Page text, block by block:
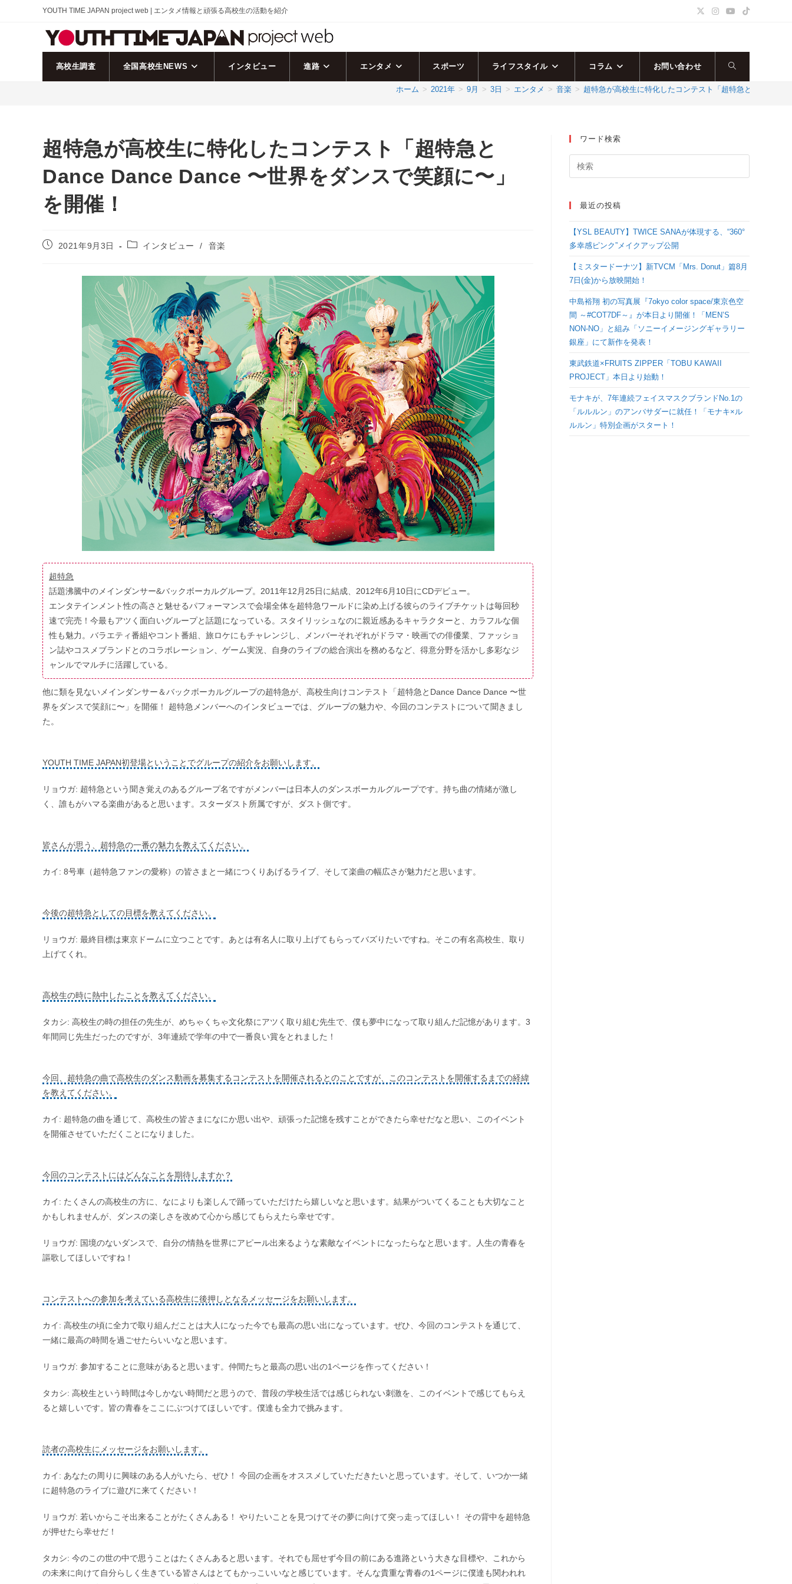
YOUTH TIME JAPAN project web | エンタメ情報と頑張る高校生の活動を紹介
高校生調査 全国高校生NEWS インタビュー 進路 エンタメ スポーツ ライフスタイル コラム お問い合わせ ウ
ェ
サ
検
索
を
ホーム > 2021年 > 9月 > 3日 > エンタメ > 音楽 > 超特急が高校生に特化したコンテスト「超特急とDance
超特急が高校生に特化したコンテスト「超特急と
Dance Dance Dance 〜世界をダンスで笑顔に〜」
を開催！
投
2021年9月3日
投
テ
ゴ
リ
ー:
インタビュー / 音楽
超特急
話題沸騰中のメインダンサー&バックボーカルグループ。2011年12月25日に結成、2012年6月10日にCDデビュー。
エンタテインメント性の高さと魅せるパフォーマンスで会場全体を超特急ワールドに染め上げる彼らのライブチケットは毎回秒
速で完売！今最もアツく面白いグループと話題になっている。スタイリッシュなのに親近感あるキャラクターと、カラフルな個
性も魅力。バラエティ番組やコント番組、旅ロケにもチャレンジし、メンバーそれぞれがドラマ・映画での俳優業、ファッショ
ン誌やコスメブランドとのコラボレーション、ゲーム実況、自身のライブの総合演出を務めるなど、得意分野を活かし多彩なジ
ャンルでマルチに活躍している。
他に類を見ないメインダンサー＆バックボーカルグループの超特急が、高校生向けコンテスト「超特急とDance Dance Dance 〜世
界をダンスで笑顔に〜」を開催！ 超特急メンバーへのインタビューでは、グループの魅力や、今回のコンテストについて聞きまし
た。
YOUTH TIME JAPAN初登場ということでグループの紹介をお願いします。
リョウガ: 超特急という聞き覚えのあるグループ名ですがメンバーは日本人のダンスボーカルグループです。持ち曲の情緒が激し
く、誰もがハマる楽曲があると思います。スターダスト所属ですが、ダスト側です。
皆さんが思う、超特急の一番の魅力を教えてください。
カイ: 8号車（超特急ファンの愛称）の皆さまと一緒につくりあげるライブ、そして楽曲の幅広さが魅力だと思います。
今後の超特急としての目標を教えてください。
リョウガ: 最終目標は東京ドームに立つことです。あとは有名人に取り上げてもらってバズりたいですね。そこの有名高校生、取り
上げてくれ。
高校生の時に熱中したことを教えてください。
タカシ: 高校生の時の担任の先生が、めちゃくちゃ文化祭にアツく取り組む先生で、僕も夢中になって取り組んだ記憶があります。3
年間同じ先生だったのですが、3年連続で学年の中で一番良い賞をとれました！
今回、超特急の曲で高校生のダンス動画を募集するコンテストを開催されるとのことですが、このコンテストを開催するまでの経緯
を教えてください。
カイ: 超特急の曲を通じて、高校生の皆さまになにか思い出や、頑張った記憶を残すことができたら幸せだなと思い、このイベント
を開催させていただくことになりました。
今回のコンテストにはどんなことを期待しますか？
カイ: たくさんの高校生の方に、なによりも楽しんで踊っていただけたら嬉しいなと思います。結果がついてくることも大切なこと
かもしれませんが、ダンスの楽しさを改めて心から感じてもらえたら幸せです。
リョウガ: 国境のないダンスで、自分の情熱を世界にアピール出来るような素敵なイベントになったらなと思います。人生の青春を
謳歌してほしいですね！
コンテストへの参加を考えている高校生に後押しとなるメッセージをお願いします。
カイ: 高校生の頃に全力で取り組んだことは大人になった今でも最高の思い出になっています。ぜひ、今回のコンテストを通じて、
一緒に最高の時間を過ごせたらいいなと思います。
リョウガ: 参加することに意味があると思います。仲間たちと最高の思い出の1ページを作ってください！
タカシ: 高校生という時間は今しかない時間だと思うので、普段の学校生活では感じられない刺激を、このイベントで感じてもらえ
ると嬉しいです。皆の青春をここにぶつけてほしいです。僕達も全力で挑みます。
読者の高校生にメッセージをお願いします。
カイ: あなたの周りに興味のある人がいたら、ぜひ！ 今回の企画をオススメしていただきたいと思っています。そして、いつか一緒
に超特急のライブに遊びに来てください！
リョウガ: 若いからこそ出来ることがたくさんある！ やりたいことを見つけてその夢に向けて突っ走ってほしい！ その背中を超特急
が押せたら幸せだ！
タカシ: 今のこの世の中で思うことはたくさんあると思います。それでも屈せず今目の前にある進路という大きな目標や、これから
の未来に向けて自分らしく生きている皆さんはとてもかっこいいなと感じています。そんな貴重な青春の1ページに僕達も関われれ
ワード検索
最近の投稿
【YSL BEAUTY】TWICE SANAが体現する、“360°
多幸感ピンク”メイクアップ公開
【ミスタードーナツ】新TVCM「Mrs. Donut」篇8月
7日(金)から放映開始！
中島裕翔 初の写真展『7okyo color space/東京色空
間 ～#COT7DF～』が本日より開催！「MEN’S
NON-NO」と組み「ソニーイメージングギャラリー
銀座」にて新作を発表！
東武鉄道×FRUITS ZIPPER「TOBU KAWAII
PROJECT」本日より始動！
モナキが、7年連続フェイスマスクブランドNo.1の
「ルルルン」のアンバサダーに就任！「モナキ×ル
ルルン」特別企画がスタート！